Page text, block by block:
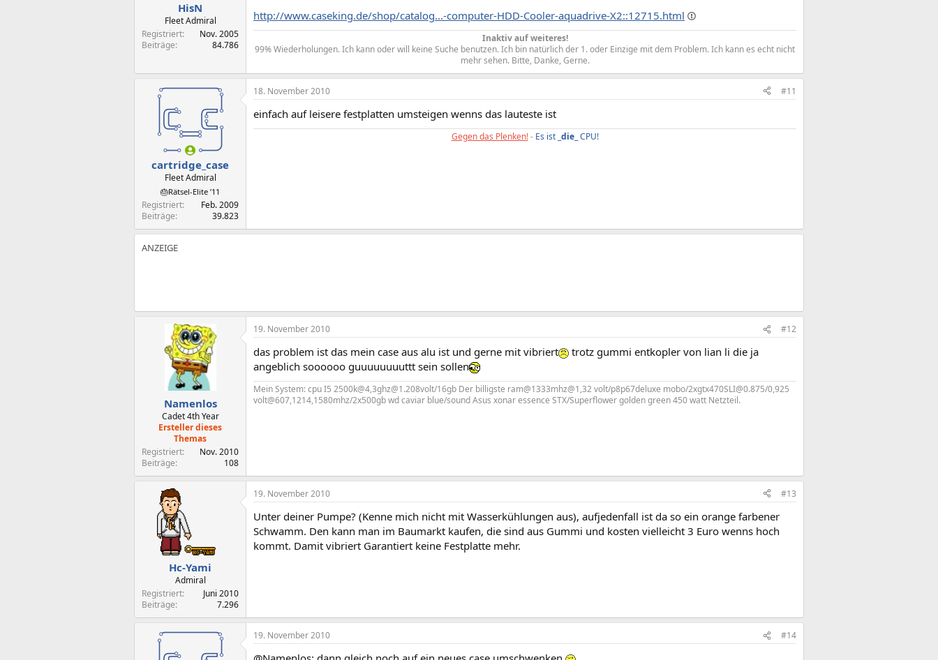
HisN
Fleet Admiral
Registriert
Nov. 2005
Beiträge
84.786
http://www.caseking.de/shop/catalog...-computer-HDD-Cooler-aquadrive-X2::12715.html
Inaktiv auf weiteres!
99% Wiederholungen. Ich kann oder will keine Suche benutzen. Ich bin natürlich der 1. oder Einzige mit dem Problem. Ich kann es echt nicht
mehr sehen. Bitte, Danke, Gerne.​
cartridge_case
Fleet Admiral
🎂Rätsel-Elite ’11
Registriert
Feb. 2009
Beiträge
39.823
18. November 2010 #11
einfach auf leisere festplatten umsteigen wenns das lauteste ist
Gegen das Plenken!- Es ist _ die_ CPU!
Namenlos
Cadet 4th Year
Ersteller dieses
Themas
Registriert
Nov. 2010
Beiträge
108
19. November 2010 #12
das problem ist das mein case aus alu ist und gerne mit vibriert
trotz gummi entkopler von lian li die ja
angeblich soooooo guuuuuuuuttt sein sollen
Mein System: cpu I5 2500k@4,3ghz@1.208volt/16gb Der billigste ram@1333mhz@1,32 volt/p8p67deluxe mobo/2xgtx470SLI@0.875/0,925
volt@607,1214,1580mhz/2x500gb wd caviar blue/sound Asus xonar essence STX/Superflower golden green 450 watt Netzteil.
Hc-Yami
Admiral
Registriert
Juni 2010
Beiträge
7.296
19. November 2010 #13
Unter deiner Pumpe? (Kenne mich nicht mit Wasserkühlungen aus), aufjedenfall ist da so ein orange farbener
Schwamm. Den kann man im Baumarkt kaufen, die sind aus Gummi und kosten vielleicht 3 Euro wenns hoch
kommt. Damit vibriert Garantiert keine Festplatte mehr.
19. November 2010 #14